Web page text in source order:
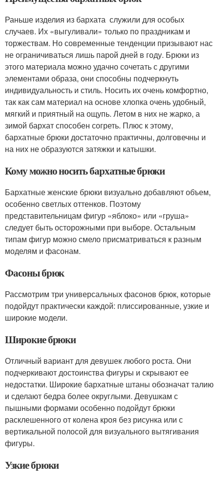
Раньше изделия из бархата служили для особых
случаев. Их «выгуливали» только по праздникам и
торжествам. Но современные тенденции призывают нас
не ограничиваться лишь парой дней в году. Брюки из
этого материала можно удачно сочетать с другими
элементами образа, они способны подчеркнуть
индивидуальность и стиль. Носить их очень комфортно,
так как сам материал на основе хлопка очень удобный,
мягкий и приятный на ощупь. Летом в них не жарко, а
зимой бархат способен согреть. Плюс к этому,
бархатные брюки достаточно практичны, долговечны и
на них не образуются затяжки и катышки.
Кому можно носить бархатные брюки
Бархатные женские брюки визуально добавляют объем,
особенно светлых оттенков. Поэтому
представительницам фигур «яблоко» или «груша»
следует быть осторожными при выборе. Остальным
типам фигур можно смело присматриваться к разным
моделям и фасонам.
Фасоны брюк
Рассмотрим три универсальных фасонов брюк, которые
подойдут практически каждой: плиссированные, узкие и
широкие модели.
Широкие брюки
Отличный вариант для девушек любого роста. Они
подчеркивают достоинства фигуры и скрывают ее
недостатки. Широкие бархатные штаны обозначат талию
и сделают бедра более округлыми. Девушкам с
пышными формами особенно подойдут брюки
расклешенного от колена кроя без рисунка или с
вертикальной полосой для визуального вытягивания
фигуры.
Узкие брюки